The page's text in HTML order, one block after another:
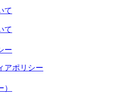
て
て
ー